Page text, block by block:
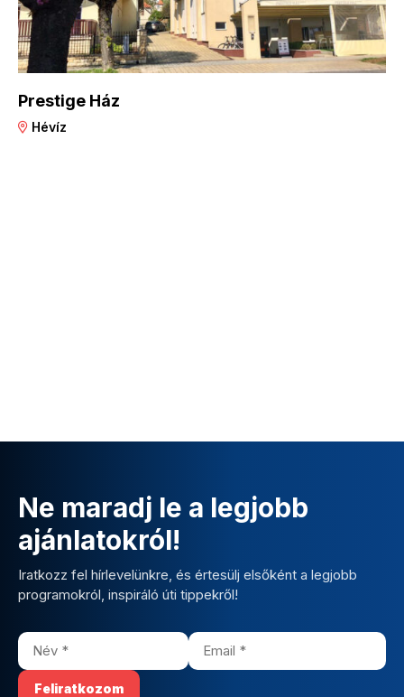
Prestige Ház
Hévíz
Ne maradj le a legjobb
ajánlatokról!
Iratkozz fel hírlevelünkre, és értesülj elsőként a legjobb
programokról, inspiráló úti tippekről!